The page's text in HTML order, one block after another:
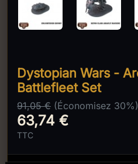
Dystopian Wars -
Battlefleet Set
91,05 € (Économisez 30%)
63,74 €
TTC